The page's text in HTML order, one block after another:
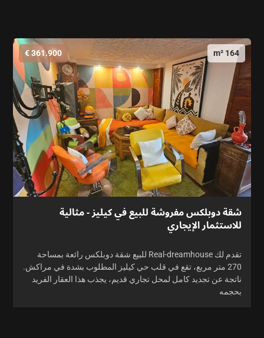
164 m²
361.900 €
شقة دوبلكس مفروشة للبيع في كيليز - مثالية
للاستثمار الإيجاري
تقدم لك Real-dreamhouse للبيع شقة دوبلكس رائعة بمساحة
270 متر مربع، تقع في قلب حي كيليز المطلوب بشدة في مراكش.
ناتجة عن تجديد كامل لمحل تجاري قديم، يجذب هذا العقار الفريد
بحجمه